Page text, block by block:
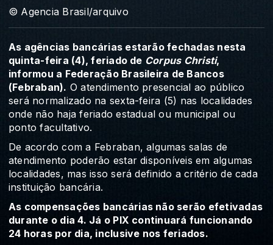
© Agencia Brasil/arquivo
As agências bancárias estarão fechadas nesta
quinta-feira (4), feriado de Corpus Christi,
informou a Federação Brasileira de Bancos
(Febraban). O atendimento presencial ao público
será normalizado na sexta-feira (5) nas localidades
onde não haja feriado estadual ou municipal ou
ponto facultativo.
De acordo com a Febraban, algumas salas de
atendimento poderão estar disponíveis em algumas
localidades, mas isso será definido a critério de cada
instituição bancária.
As compensações bancárias não serão efetivadas
durante o dia 4. Já o PIX continuará funcionando
24 horas por dia, inclusive nos feriados.